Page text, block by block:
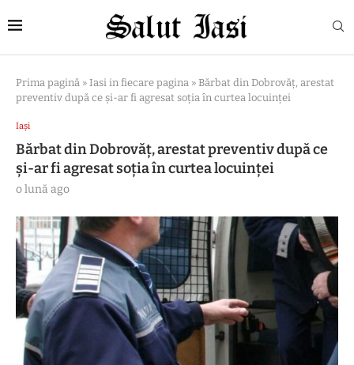
Prima pagină » Iasi in fiecare pagina » Bărbat din Dobrovăț, arestat
preventiv după ce și-ar fi agresat soția în curtea locuinței
Iași
Bărbat din Dobrovăț, arestat preventiv după ce
și-ar fi agresat soția în curtea locuinței
o lună ago